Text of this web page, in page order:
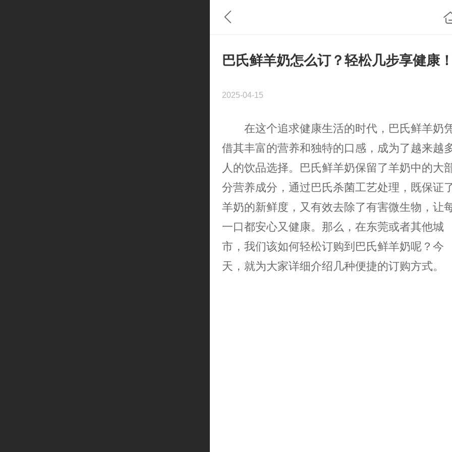
巴氏鲜羊奶怎么订？轻松几步享健康！
2025-04-15
在这个追求健康生活的时代，巴氏鲜羊奶
借其丰富的营养和独特的口感，成为了越来越
人的饮品选择。巴氏鲜羊奶保留了羊奶中的大
分营养成分，通过巴氏杀菌工艺处理，既保证
羊奶的新鲜度，又有效去除了有害微生物，让
一口都安心又健康。那么，在东莞或者其他城
市，我们该如何轻松订购到巴氏鲜羊奶呢？今
天，就为大家详细介绍几种便捷的订购方式。